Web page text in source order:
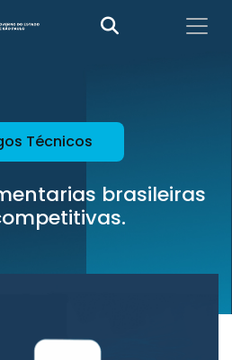
Técnicos
brasileiras